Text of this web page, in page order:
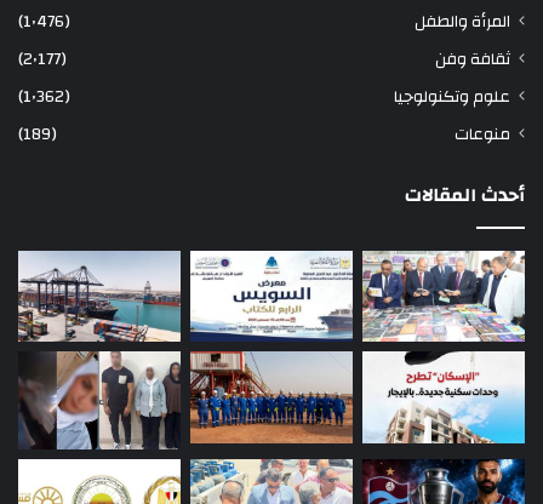
المرأة والطفل
(1٬476)
ثقافة وفن
(2٬177)
علوم وتكنولوجيا
(1٬362)
منوعات
(189)
أحدث المقالات